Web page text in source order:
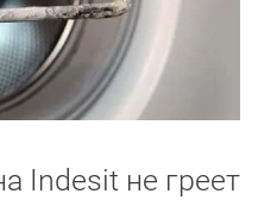
Indesit не греет